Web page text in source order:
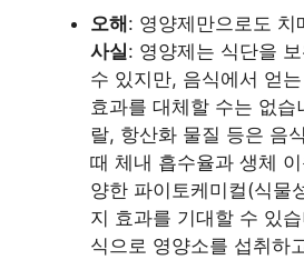
오해: 영양제만으로도 치
사실: 영양제는 식단을
수 있지만, 음식에서 얻
효과를 대체할 수는 없습
랄, 항산화 물질 등은 음
때 체내 흡수율과 생체
양한 파이토케미컬(식물
지 효과를 기대할 수 있
식으로 영양소를 섭취하